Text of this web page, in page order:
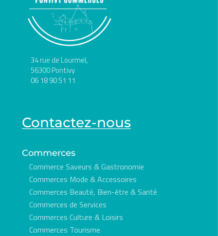
34 rue de Lourmel,
56300 Pontivy
06 18 90 51 11
Contactez-nous
Commerces
Commerce Saveurs & Gastronomie
Commerces Mode & Accessoires
Commerces Beauté, Bien-être & Santé
Commerces de Services
Commerces Culture & Loisirs
Commerces Tourisme